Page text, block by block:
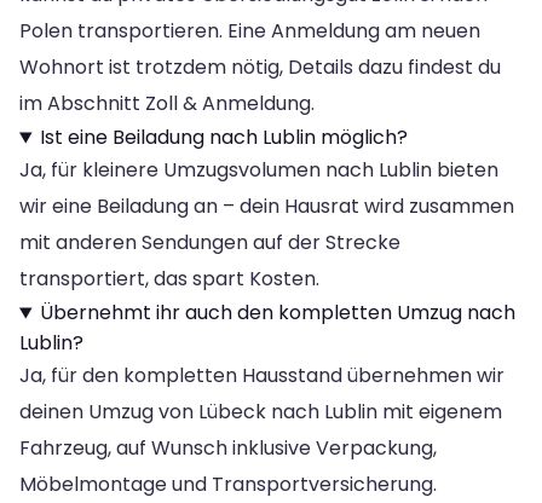
Polen transportieren. Eine Anmeldung am neuen
Wohnort ist trotzdem nötig, Details dazu findest du
im Abschnitt Zoll & Anmeldung.
Ist eine Beiladung nach Lublin möglich?
Ja, für kleinere Umzugsvolumen nach Lublin bieten
wir eine Beiladung an – dein Hausrat wird zusammen
mit anderen Sendungen auf der Strecke
transportiert, das spart Kosten.
Übernehmt ihr auch den kompletten Umzug nach
Lublin?
Ja, für den kompletten Hausstand übernehmen wir
deinen Umzug von Lübeck nach Lublin mit eigenem
Fahrzeug, auf Wunsch inklusive Verpackung,
Möbelmontage und Transportversicherung.